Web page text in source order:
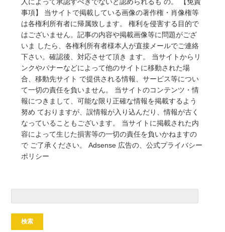
事項】 当サイトで掲載している画像の著作権・肖像権等
は各権利所有者に帰属致します。 権利を侵害する目的で
はございません。記事の内容や掲載画像等に問題がござ
いま したら、各権利所有者様本人が直接メールでご連絡
下さい。確認後、対応させて頂き ます。 当サイトからリ
ンクやバナーなどによって他のサイトに移動された場
合、移動先サイト で提供される情報、サービス等につい
て一切の責任を負いません。 当サイトのコンテンツ・情
報につきまして、可能な限り正確な情報を掲載するよう
努め ておりますが、誤情報が入り込んだり、情報が古く
なっていることもございます。 当サイトに掲載された内
容によって生じた損害等の一切の責任を負いかねますの
で ご了承ください。 Adsense 広告の、公式プライバシー
ポリシー
索: